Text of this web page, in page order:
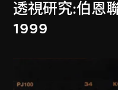
透視研究:伯恩
1999